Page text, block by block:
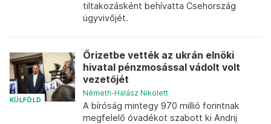
tiltakozásként behívatta Csehország
ügyvivőjét.
KÜLFÖLD
Őrizetbe vették az ukrán elnöki
hivatal pénzmosással vádolt volt
vezetőjét
Németh-Halász Nikolett
A bíróság mintegy 970 millió forintnak
megfelelő óvadékot szabott ki Andrij